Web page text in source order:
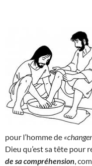
pour l’homme de
Dieu qu’est sa tête pour
de sa compréhension ,